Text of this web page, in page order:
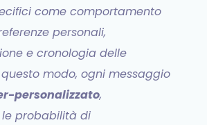
come comportamento
personali,
e cronologia delle
modo, ogni messaggio
personalizzato,
probabilità di